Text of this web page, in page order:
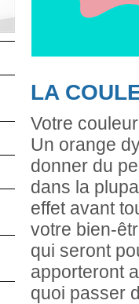
LA
Votre
Un orange
donner du
dans la
effet avant
votre bien-
qui seront
apporteront
quoi passer